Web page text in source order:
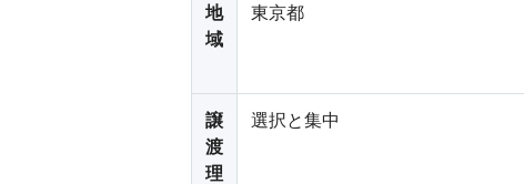
地
域
東京都
譲
渡
理
選択と集中